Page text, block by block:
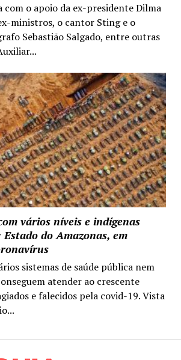
o apoio da ex-presidente Dilma
ministros, o cantor Sting e o
Sebastião Salgado, entre outras
vários níveis e indígenas
do Amazonas, em
sistemas de saúde pública nem
atender ao crescente
e falecidos pela covid-19. Vista